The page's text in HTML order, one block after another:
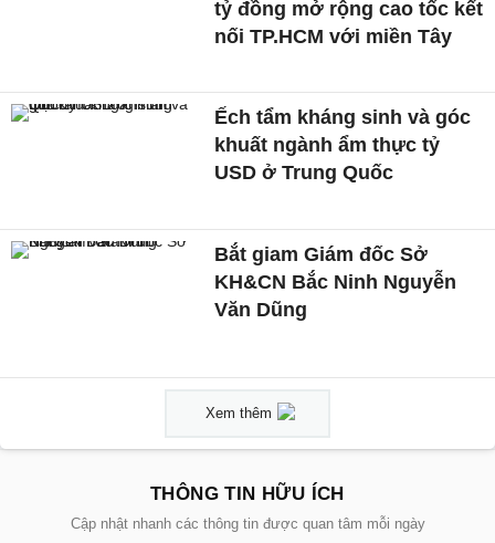
tỷ đồng mở rộng cao tốc kết
nối TP.HCM với miền Tây
Ếch tẩm kháng sinh và góc
khuất ngành ẩm thực tỷ
USD ở Trung Quốc
Bắt giam Giám đốc Sở
KH&CN Bắc Ninh Nguyễn
Văn Dũng
Xem thêm
THÔNG TIN HỮU ÍCH
Cập nhật nhanh các thông tin được quan tâm mỗi ngày